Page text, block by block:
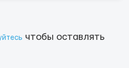
чтобы оставлять